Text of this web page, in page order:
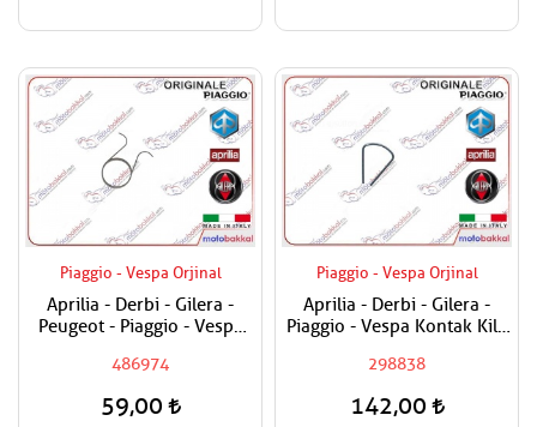
Piaggio - Vespa Orjinal
Aprilia - Derbi - Gilera -
Peugeot - Piaggio - Vespa
486974
59,00
Piaggio - Vespa Orjinal
Aprilia - Derbi - Gilera -
Piaggio - Vespa Kontak Kilit
298838
142,00